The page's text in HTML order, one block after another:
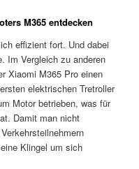
M365 entdecken
effizient fort. Und dabei
Im Vergleich zu anderen
Xiaomi M365 Pro einen
elektrischen Tretroller
Motor betrieben, was für
Damit man nicht
Klingel um sich